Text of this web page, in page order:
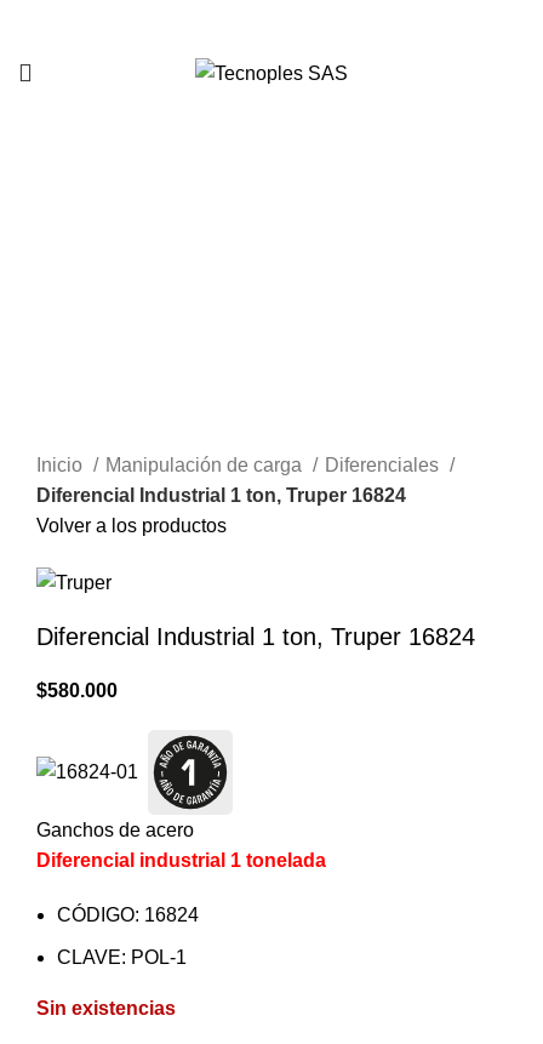
Inicio Manipulación de carga
Diferenciales
Diferencial Industrial 1 ton, Truper 16824
Volver a los productos
Diferencial Industrial 1 ton, Truper 16824
$580.000
Ganchos de acero
Diferencial industrial 1 tonelada
CÓDIGO: 16824
CLAVE: POL-1
Sin existencias